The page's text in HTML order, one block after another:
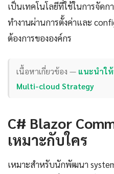
เป็นเทคโนโลยีที่ใช้ในการจัด
ทำงานผ่านการตั้งค่าและ
ต้องการขององค์กร
เนื้อหาเกี่ยวข้อง — แนะนำใ
Multi-cloud Strategy
C# Blazor
เหมาะกับใคร
เหมาะสำหรับนักพัฒนา